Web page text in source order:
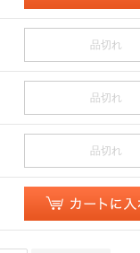
品切れ
品切れ
品切れ